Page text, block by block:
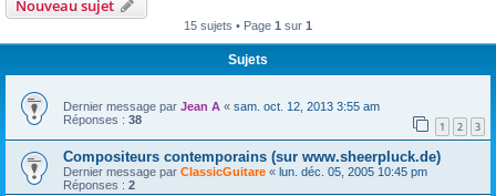
Nouveau sujet
15 sujets • Page 1 sur 1
Sujets
Dernier message par Jean A « sam. oct. 12, 2013 3:55 am
Réponses : 38 1 2 3
Compositeurs contemporains (sur www.sheerpluck.de)
Dernier message par ClassicGuitare « lun. déc. 05, 2005 10:45 pm
Réponses : 2